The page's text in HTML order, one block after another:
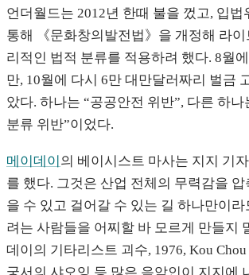
언더월드는 2012년 한때 불을 껐고, 입법
통해 《문화창의발전법》을 개정해 라
리적인 법적 분류를 적용하려 했다. 8월
만, 10월에 다시 6만 대만달러짜리 벌금
았다. 하나는 “공공안전 위반”, 다른 하나
분류 위반”이었다.
메이데이 의 베이시스트 마사는 지지 기
를 했다. 그것은 산업 전체의 무력감을
을 수 있고 걸어갈 수 있는 길 하나만이
려는 사람들을 어찌할 바 모르게 만들지
데이의 기타리스트 괴수, 1976, Kou